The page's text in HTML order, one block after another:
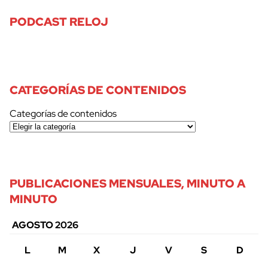
PODCAST RELOJ
CATEGORÍAS DE CONTENIDOS
Categorías de contenidos
PUBLICACIONES MENSUALES, MINUTO A
MINUTO
AGOSTO 2026
L
M X J V S
D